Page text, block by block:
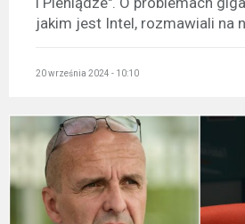
jakim jest Intel, rozmawiali na
20 września 2024 - 10:10